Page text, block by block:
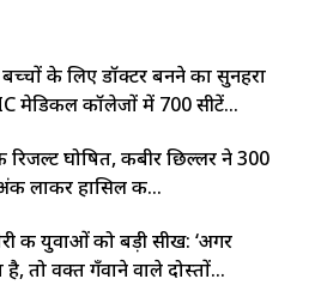
के लिए डॉक्टर बनने का सुनहरा
मेडिकल कॉलेजों में 700 सीटें...
रिजल्ट घोषित, कबीर छिल्लर ने 300
लाकर हासिल की...
की युवाओं को बड़ी सीख: ‘अगर
तो वक्त गँवाने वाले दोस्तों...